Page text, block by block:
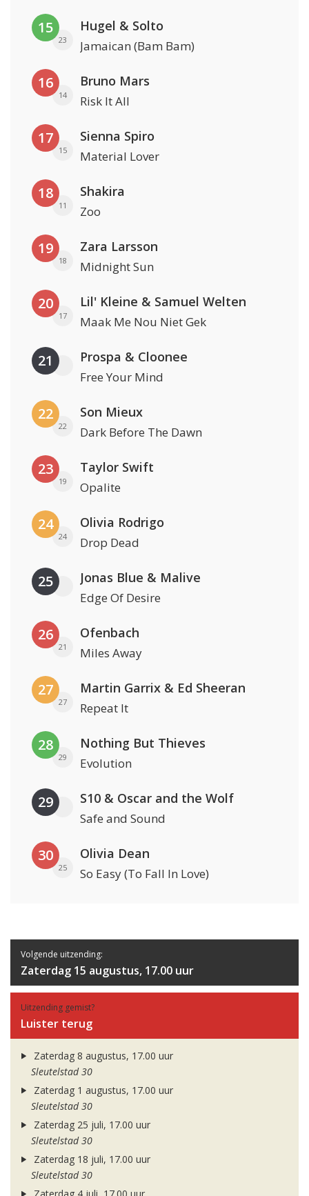
15
23
Hugel & Solto
Jamaican (Bam Bam)
16
14
Bruno Mars
Risk It All
17
15
Sienna Spiro
Material Lover
18
11
Shakira
Zoo
19
18
Zara Larsson
Midnight Sun
20
17
Lil' Kleine & Samuel Welten
Maak Me Nou Niet Gek
21 Prospa & Cloonee
Free Your Mind
22
22
Son Mieux
Dark Before The Dawn
23
19
Taylor Swift
Opalite
24
24
Olivia Rodrigo
Drop Dead
25 Jonas Blue & Malive
Edge Of Desire
26
21
Ofenbach
Miles Away
27
27
Martin Garrix & Ed Sheeran
Repeat It
28
29
Nothing But Thieves
Evolution
29 S10 & Oscar and the Wolf
Safe and Sound
30
25
Olivia Dean
So Easy (To Fall In Love)
Volgende uitzending:
Zaterdag 15 augustus, 17.00 uur
Uitzending gemist?
Luister terug
Zaterdag 8 augustus, 17.00 uur
Sleutelstad 30
Zaterdag 1 augustus, 17.00 uur
Sleutelstad 30
Zaterdag 25 juli, 17.00 uur
Sleutelstad 30
Zaterdag 18 juli, 17.00 uur
Sleutelstad 30